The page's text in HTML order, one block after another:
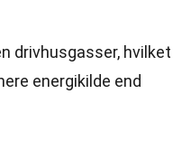
drivhusgasser, hvilket
energikilde end